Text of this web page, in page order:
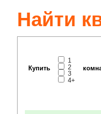
Найти
Купить
1
2
3
4+